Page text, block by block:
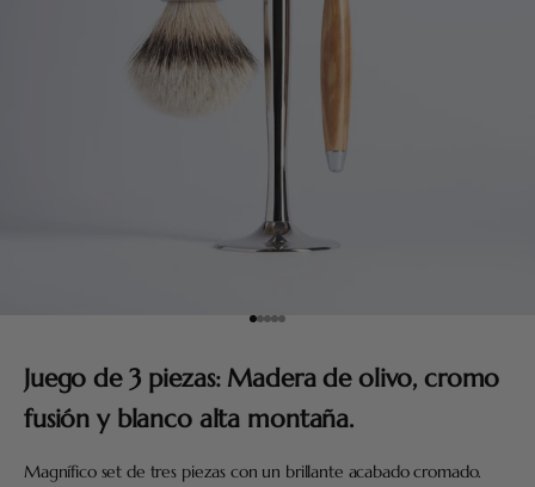
Ir al artículo 1
Ir al artículo 2
Ir al artículo 3
Ir al artículo 4
Ir al artículo 5
Juego de 3 piezas: Madera de olivo, cromo
fusión y blanco alta montaña.
Magnífico set de tres piezas con un brillante acabado cromado.